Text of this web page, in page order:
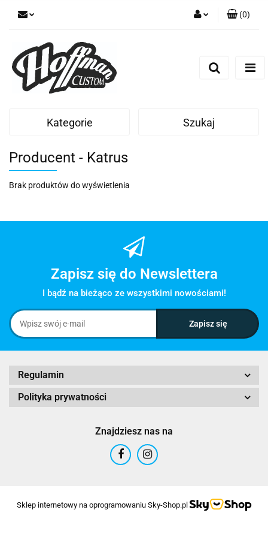
(0)
Kategorie Szukaj
Producent - Katrus
Brak produktów do wyświetlenia
Zapisz się do Newslettera
I bądź na bieżąco ze wszystkimi nowościami!
Regulamin
Polityka prywatności
Znajdziesz nas na
Sklep internetowy na oprogramowaniu Sky-Shop.pl